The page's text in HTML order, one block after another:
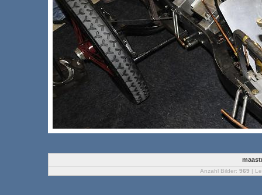
Anzahl Bilder: 969 |